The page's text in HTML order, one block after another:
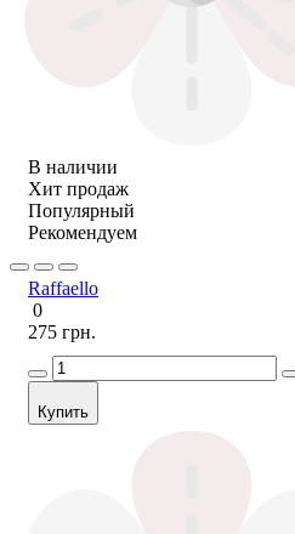
В наличии
Хит продаж
Популярный
Рекомендуем
Raffaello
0
275 грн.
Купить